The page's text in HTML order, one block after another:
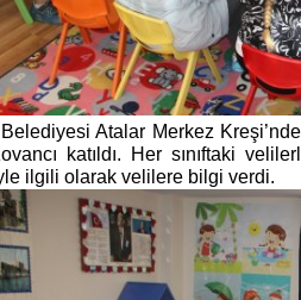
Atalar Merkez
katıldı. Her sınıftaki
ilgili olarak velilere bilgi verdi.